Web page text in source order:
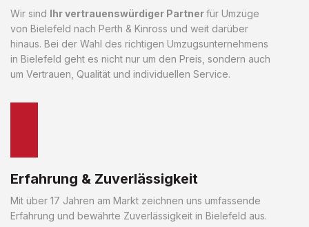
Wir sind Ihr vertrauenswürdiger Partnerfür Umzüge
von Bielefeld nach Perth & Kinross und weit darüber
hinaus. Bei der Wahl des richtigen Umzugsunternehmens
in Bielefeld geht es nicht nur um den Preis, sondern auch
um Vertrauen, Qualität und individuellen Service.
Erfahrung & Zuverlässigkeit
Mit über 17 Jahren am Markt zeichnen uns umfassende
Erfahrung und bewährte Zuverlässigkeit in Bielefeld aus.